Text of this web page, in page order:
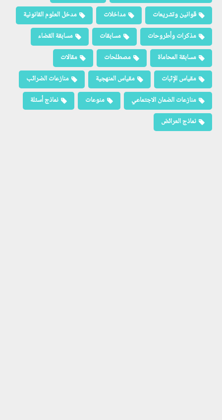
قوانين وتشريعات
مداخلات
مدخل العلوم القانونية
مذكرات وأطروحات
مسابقات
مسابقة القضاء
مسابقة المحاماة
مصطلحات
مقالات
مقياس الإثبات
مقياس المنهجية
منازعات الضرائب
منازعات الضمان الاجتماعي
منوعات
نماذج أسئلة
نماذج العرائض